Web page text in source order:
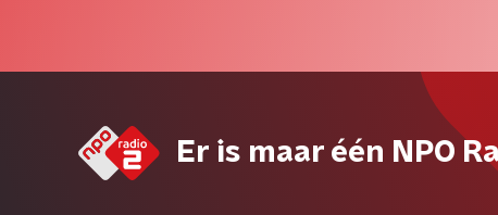
Er is maar één NPO